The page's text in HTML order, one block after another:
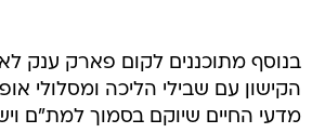
בנוסף מתוכננים לקום פארק ענק
הקישון עם שבילי הליכה ומסלולי
מדעי החיים שיוקם בסמוך למת"ם